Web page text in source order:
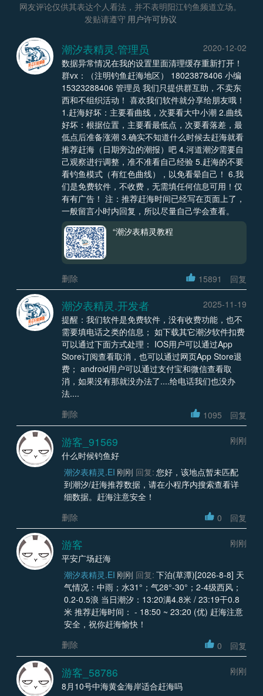
网友评论仅供其表达个人看法，并不表明阳江钓鱼频道立场。
发贴请遵守 用户许可协议
潮汐表精灵.管理员
2020-12-02
数据异常情况在我的设置里面清理缓存重新打开！
群vx：（注明钓鱼赶海地区） 18023878406 小编
15323288406 管理员 我们只提供群互助，不卖东
西和不组织活动！ 喜欢我们软件就分享给朋友哦！
1.赶海好坏：主要看曲线，次要看大中小潮 2.曲线
好坏：根据位置，主要看最低点，次要看落差，最
低点后准备涨潮 3.确实不知道什么时候去赶海就看
推荐赶海（日期旁边的潮报）吧 4.河道潮汐需要自
己观察进行调整，准不准看自己经验 5.赶海的不要
看钓鱼模式（有红色曲线），以免看晕自己！ 6.我
们是免费软件，不收费，无需填任何信息可用！仅
有有广告！ 注：推荐赶海时间已经写在页面上了，
一般留言小时内回复，所以尽量自己学会查看。
“潮汐表精灵教程
删除 15891 回复
潮汐表精灵.开发者
2025-11-19
提醒：我们软件是免费软件，没有收费功能，也不
需要填电话之类的信息； 如下载其它潮汐软件扣费
可以通过下面方式处理： IOS用户可以通过App
Store订阅查看取消，也可以通过网页App Store退
费； android用户可以通过支付宝和微信查看取
消，如果没有那就没办法了....给电话我们也没办
法....
删除
1095 回复
游客_91569
刚刚
什么时候钓鱼好
潮汐表精灵.EI 刚刚 回复: 您好，该地点暂未匹配
到潮汐/赶海推荐数据，请在小程序内搜索查看详
细数据。赶海注意安全！
删除
0 回复
游客
刚刚
平安广场赶海
潮汐表精灵.EI 刚刚 回复: 下泊(草潭)[2026-8-8] 天
气情况：中雨；水31°；气28°-30°；2-4级西风；
0.2-0.5浪 当日潮汐：13:20满4.8米 / 23:19干0.8
米 推荐赶海时间： - 18:50 ~ 23:20 (优) 赶海注意
安全，祝你赶海愉快！
删除
0 回复
游客_58786
刚刚
8月10号中海黄金海岸适合赶海吗